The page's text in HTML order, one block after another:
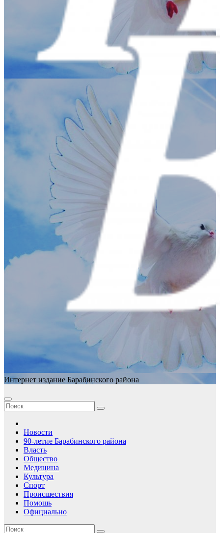
Интернет издание Барабинского района
Новости
90-летие Барабинского района
Власть
Общество
Медицина
Культура
Спорт
Происшествия
Помошь
Официально